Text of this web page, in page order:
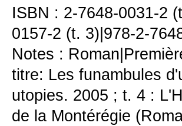
ISBN : 2-7648-0031-2
0157-2 (t. 3)|978-2-
Notes :
titre: Les funambules
utopies. 2005 ; t. 4 :
de la Montérégie